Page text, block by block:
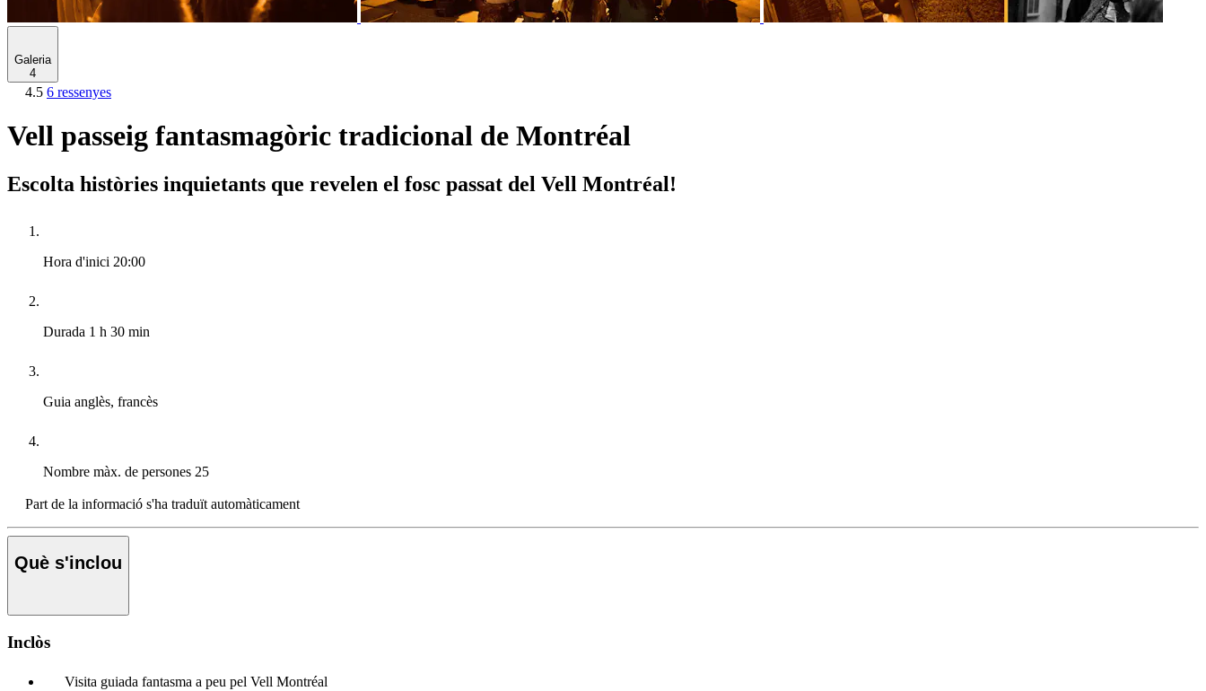
Galeria
4
4.5 6 ressenyes
Vell passeig fantasmagòric tradicional de Montréal
Escolta històries inquietants que revelen el fosc passat del Vell Montréal!
Hora d'inici 20:00
Durada 1 h 30 min
Guia anglès, francès
Nombre màx. de persones 25
Part de la informació s'ha traduït automàticament
Què s'inclou
Inclòs
Visita guiada fantasma a peu pel Vell Montréal